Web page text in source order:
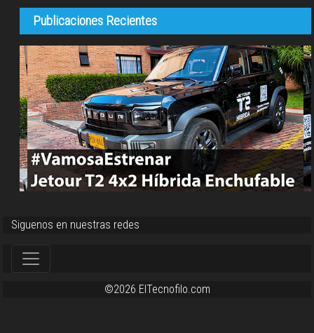
Publicaciones Recientes
Siguenos en nuestras redes
©2026 ElTecnofilo.com